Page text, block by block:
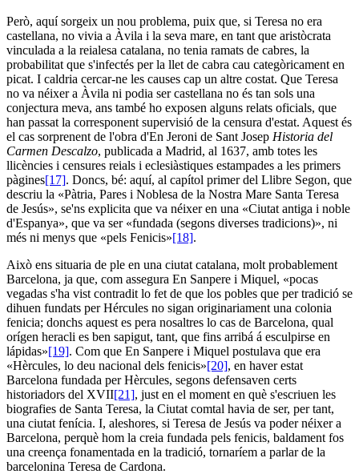
Però, aquí sorgeix un nou problema, puix que, si Teresa no era
castellana, no vivia a Àvila i la seva mare, en tant que aristòcrata
vinculada a la reialesa catalana, no tenia ramats de cabres, la
probabilitat que s'infectés per la llet de cabra cau categòricament en
picat. I caldria cercar-ne les causes cap un altre costat. Que Teresa
no va néixer a Àvila ni podia ser castellana no és tan sols una
conjectura meva, ans també ho exposen alguns relats oficials, que
han passat la corresponent supervisió de la censura d'estat. Aquest és
el cas sorprenent de l'obra d'En Jeroni de Sant Josep Historia del
Carmen Descalzo, publicada a Madrid, al 1637, amb totes les
llicències i censures reials i eclesiàstiques estampades a les primers
pàgines[17]. Doncs, bé: aquí, al capítol primer del Llibre Segon, que
descriu la «Pàtria, Pares i Noblesa de la Nostra Mare Santa Teresa
de Jesús», se'ns explicita que va néixer en una «Ciutat antiga i noble
d'Espanya», que va ser «fundada (segons diverses tradicions)», ni
més ni menys que «pels Fenicis»[18].
Això ens situaria de ple en una ciutat catalana, molt probablement
Barcelona, ja que, com assegura En Sanpere i Miquel, «pocas
vegadas s'ha vist contradit lo fet de que los pobles que per tradició se
dihuen fundats per Hércules no sigan originariament una colonia
fenicia; donchs aquest es pera nosaltres lo cas de Barcelona, qual
orígen heracli es ben sapigut, tant, que fins arribá á esculpirse en
lápidas»[19]. Com que En Sanpere i Miquel postulava que era
«Hèrcules, lo deu nacional dels fenicis»[20], en haver estat
Barcelona fundada per Hèrcules, segons defensaven certs
historiadors del XVII[21], just en el moment en què s'escriuen les
biografies de Santa Teresa, la Ciutat comtal havia de ser, per tant,
una ciutat fenícia. I, aleshores, si Teresa de Jesús va poder néixer a
Barcelona, perquè hom la creia fundada pels fenicis, baldament fos
una creença fonamentada en la tradició, tornaríem a parlar de la
barcelonina Teresa de Cardona.